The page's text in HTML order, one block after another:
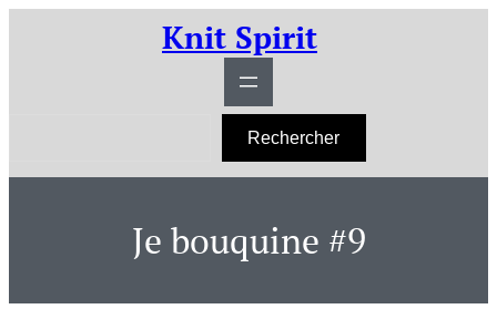
Knit Spirit
h
Rechercher
Je bouquine #9